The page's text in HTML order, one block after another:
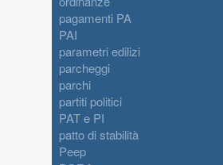
pagamenti PA
PAI
parametri edilizi
parcheggi
parchi
partiti politici
PAT e PI
patto di stabilità
Peep